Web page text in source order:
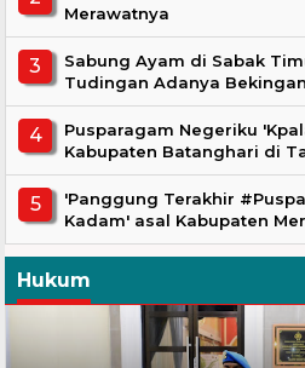
Merawatnya
Sabung Ayam di Sabak
Tudingan Adanya
Pusparagam Negeriku
Kabupaten Batanghari di
'Panggung Terakhir
Kadam' asal Kabupaten
Hukum